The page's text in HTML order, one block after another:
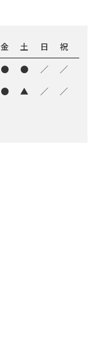
金 土 日
祝
● ● ／
／
● ▲ ／ ／